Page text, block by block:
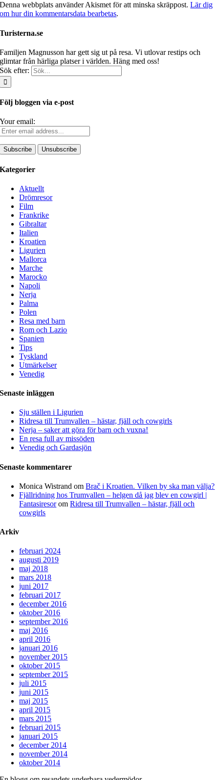
Denna webbplats använder Akismet för att minska skräppost.Lär dig
om hur din kommentarsdata bearbetas.
Turisterna.se
Familjen Magnusson har gett sig ut på resa. Vi utlovar restips och
glimtar från härliga platser i världen. Häng med oss!
Sök efter:
Följ bloggen via e-post
Your email:
Kategorier
Aktuellt
Drömresor
Film
Frankrike
Gibraltar
Italien
Kroatien
Ligurien
Mallorca
Marche
Marocko
Napoli
Nerja
Palma
Polen
Resa med barn
Rom och Lazio
Spanien
Tips
Tyskland
Utmärkelser
Venedig
Senaste inläggen
Sju ställen i Ligurien
Ridresa till Trumvallen – hästar, fjäll och cowgirls
Nerja – saker att göra för barn och vuxna!
En resa full av missöden
Venedig och Gardasjön
Senaste kommentarer
Monica Wistrand omBrač i Kroatien. Vilken by ska man välja?
Fjällridning hos Trumvallen – helgen då jag blev en cowgirl |
FantasiresoromRidresa till Trumvallen – hästar, fjäll och
cowgirls
Arkiv
februari 2024
augusti 2019
maj 2018
mars 2018
juni 2017
februari 2017
december 2016
oktober 2016
september 2016
maj 2016
april 2016
januari 2016
november 2015
oktober 2015
september 2015
juli 2015
juni 2015
maj 2015
april 2015
mars 2015
februari 2015
januari 2015
december 2014
november 2014
oktober 2014